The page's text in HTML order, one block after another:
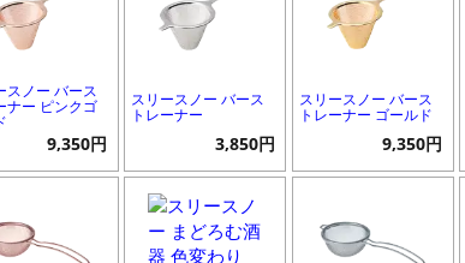
スノー バース
ナー ピンクゴ
9,350円
スリースノー バース
トレーナー
3,850円
スリースノー バース
トレーナー ゴールド
9,350円